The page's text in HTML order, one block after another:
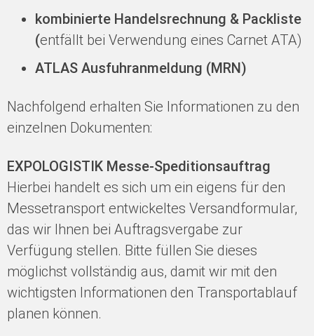
kombinierte Handelsrechnung & Packliste
(entfällt bei Verwendung eines Carnet ATA)
ATLAS Ausfuhranmeldung (MRN)
Nachfolgend erhalten Sie Informationen zu den
einzelnen Dokumenten:
EXPOLOGISTIK Messe-Speditionsauftrag
Hierbei handelt es sich um ein eigens für den
Messetransport entwickeltes Versandformular,
das wir Ihnen bei Auftragsvergabe zur
Verfügung stellen. Bitte füllen Sie dieses
möglichst vollständig aus, damit wir mit den
wichtigsten Informationen den Transportablauf
planen können.